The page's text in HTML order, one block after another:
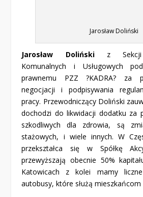
Jarosław Doliński
Jarosław Dolińskiz Sekcji
Komunalnych i Usługowych
prawnemu PZZ ?KADRA? za
negocjacji i podpisywania
pracy. Przewodniczący Doliński
dochodzi do likwidacji dodatku za
szkodliwych dla zdrowia, są
stażowych, i wiele innych. W
przekształca się w Spółkę
przewyższają obecnie 50%
Katowicach z kolei mamy
autobusy, które służą mieszkańcom